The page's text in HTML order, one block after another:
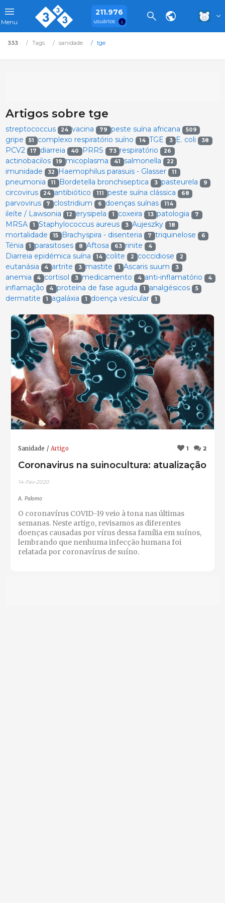
Menu
211.976
usuários
333 Tags sanidade tge
Artigos sobre tge
streptococcus 24 vacina 79 peste suína africana 509
gripe 51 complexo respiratório suíno 14 TGE 3 E. coli 38
PCV2 17 diarreia 40 PRRS 73 respiratório 26
actinobacilos 19 micoplasma 41 salmonella 22
imunidade 32 Haemophilus parasuis - Glasser 11
pneumonia 11 Bordetella bronchiseptica 3 pasteurela 9
circovirus 24 antibiótico 111 peste suína clássica 68
parvovirus 7 clostridium 6 doenças suínas 114
ileíte / Lawsonia 12 erysipela 1 coxeira 13 patologia 7
MRSA 1 Staphylococcus aureus 3 Aujeszky 18
mortalidade 15 Brachyspira - disenteria 7 triquinelose 6
Ténia 1 parasitoses 8 Aftosa 63 rinite 4
Diarreia epidémica suína 14 colite 2 coccidiose 2
eutanásia 4 artrite 3 mastite 1 Ascaris suum 3
anemia 4 cortisol 3 medicamento 4 anti-inflamatório 4
inflamação 4 proteína de fase aguda 1 analgésicos 5
dermatite 1 agaláxia 1 doença vesícular 1
1 2
Sanidade Artigo
Coronavirus na suinocultura: atualização
14-Fev-2020
A. Palomo
O coronavírus COVID-19 veio à tona nas últimas
semanas. Neste artigo, revisamos as diferentes
doenças causadas por vírus dessa família em suínos,
lembrando que nenhuma infecção humana foi
relatada por coronavírus de suíno.